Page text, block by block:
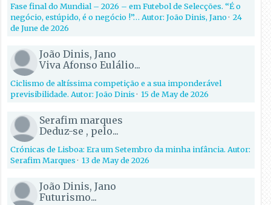
Fase final do Mundial – 2026 – em Futebol de Selecções. “É o
negócio, estúpido, é o negócio !”… Autor: João Dinis, Jano·24
de June de 2026
João Dinis, Jano
Viva Afonso Eulálio...
Ciclismo de altíssima competição e a sua imponderável
previsibilidade. Autor: João Dinis·15 de May de 2026
Serafim marques
Deduz-se , pelo...
Crónicas de Lisboa: Era um Setembro da minha infância. Autor:
Serafim Marques·13 de May de 2026
João Dinis, Jano
Futurismo...